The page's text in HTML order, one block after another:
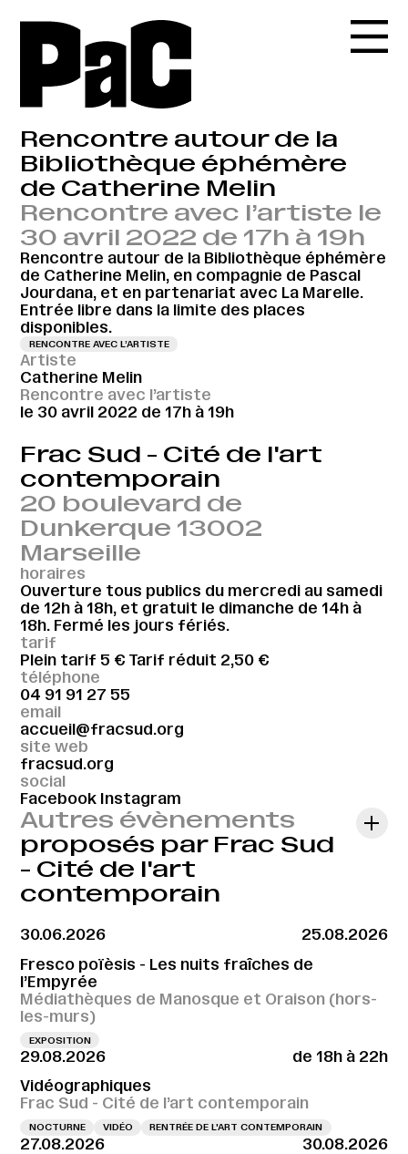
Rencontre autour de la
Bibliothèque éphémère
de Catherine Melin
Rencontre avec l’artiste le
30 avril 2022 de 17h à 19h
Rencontre autour de la Bibliothèque éphémère
de Catherine Melin, en compagnie de Pascal
Jourdana, et en partenariat avec La Marelle.
Entrée libre dans la limite des places
disponibles.
RENCONTRE AVEC L’ARTISTE
Artiste
Catherine Melin
Rencontre avec l’artiste
le 30 avril 2022 de 17h à 19h
Frac Sud - Cité de l'art
contemporain
20 boulevard de
Dunkerque 13002
Marseille
horaires
Ouverture tous publics du mercredi au samedi
de 12h à 18h, et gratuit le dimanche de 14h à
18h. Fermé les jours fériés.
tarif
Plein tarif 5 € Tarif réduit 2,50 €
téléphone
04 91 91 27 55
email
accueil@fracsud.org
site web
fracsud.org
social
Facebook Instagram
Autres évènements
proposés par Frac Sud
- Cité de l'art
contemporain
30.06.2026
25.08.2026
Fresco poïèsis - Les nuits fraîches de
l’Empyrée
Médiathèques de Manosque et Oraison (hors-
les-murs)
EXPOSITION
29.08.2026
de 18h à 22h
Vidéographiques
Frac Sud - Cité de l’art contemporain
NOCTURNE VIDÉO RENTRÉE DE L'ART CONTEMPORAIN
27.08.2026
30.08.2026